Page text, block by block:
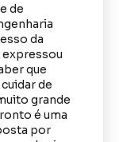
de
da
que
de
grande
é uma
por